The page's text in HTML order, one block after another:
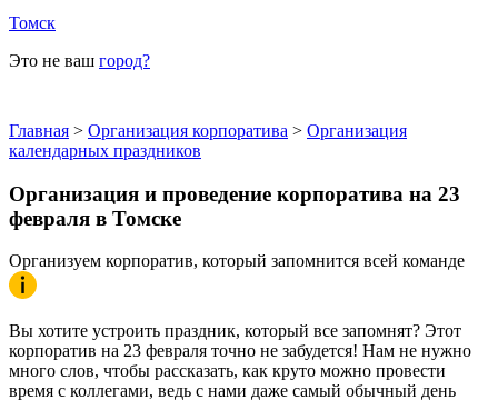
Томск
Это не ваш город?
Главная > Организация корпоратива > Организация
календарных праздников
Организация и проведение корпоратива на 23
февраля в Томске
Организуем корпоратив, который запомнится всей команде
Вы хотите устроить праздник, который все запомнят? Этот
корпоратив на 23 февраля точно не забудется! Нам не нужно
много слов, чтобы рассказать, как круто можно провести
время с коллегами, ведь с нами даже самый обычный день